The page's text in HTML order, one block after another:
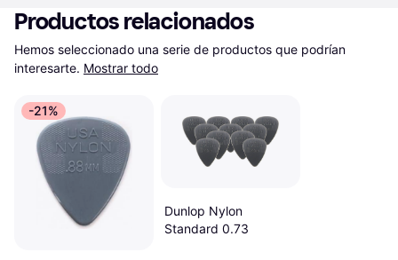
Productos relacionados
Hemos seleccionado una serie de productos que podrían
interesarte. Mostrar todo
-21%
Dunlop Nylon
Standard 0.73